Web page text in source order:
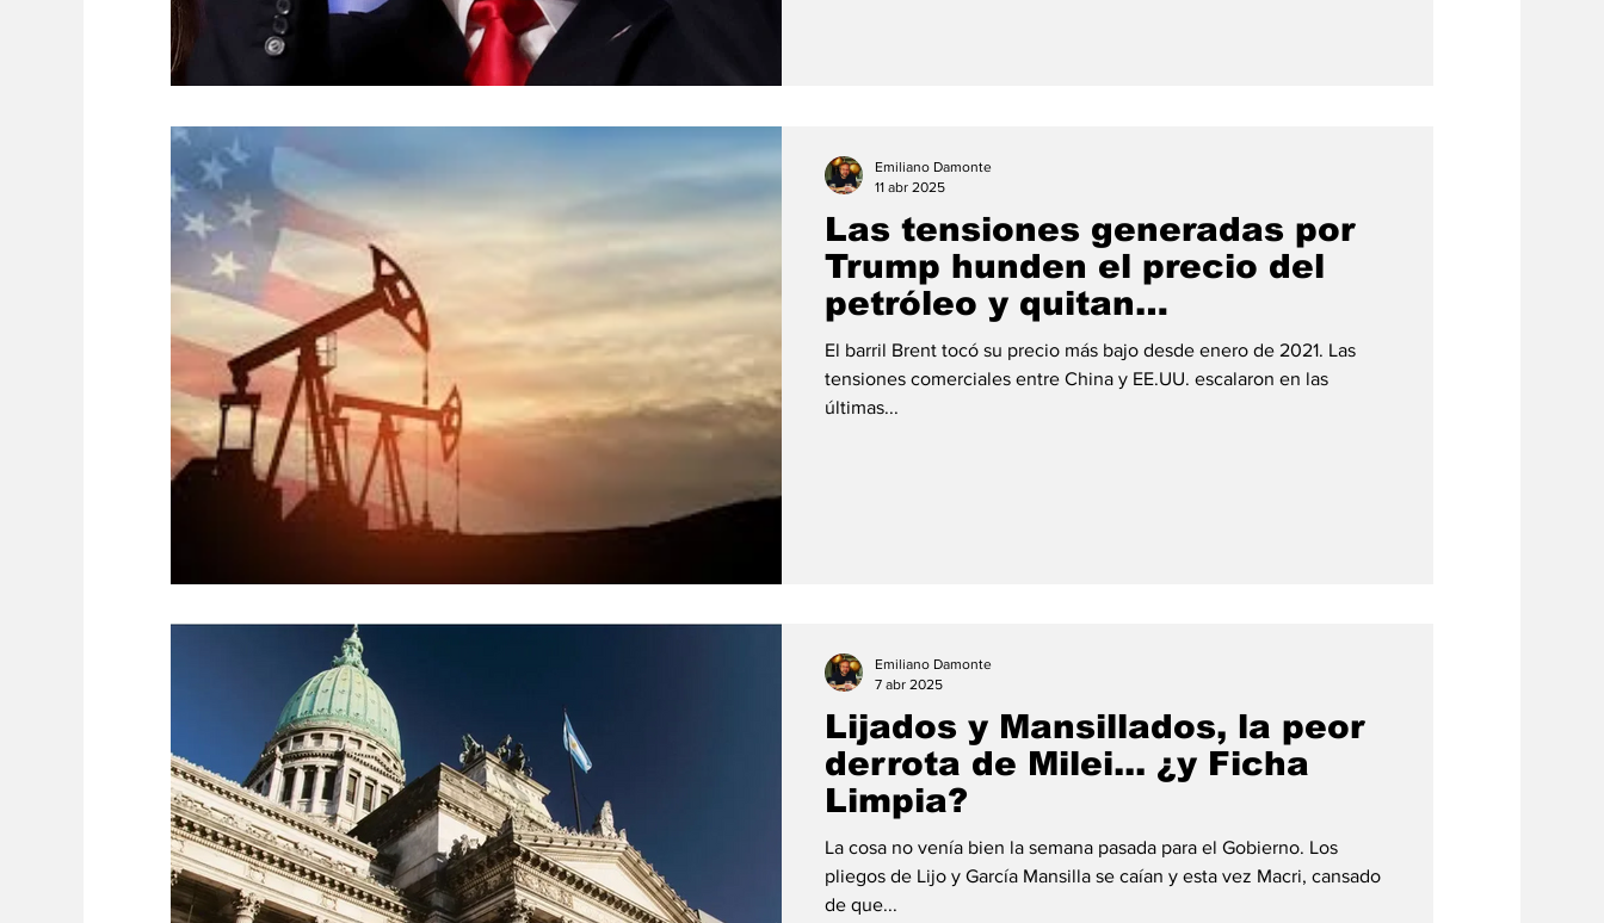
Las tensiones generadas por
Trump hunden el precio del
petróleo y quitan
competitividad a Estados
Unidos
El barril Brent tocó su precio más bajo desde enero de 2021. Las
tensiones comerciales entre China y EE.UU. escalaron en las
últimas...
Emiliano Damonte
11 abr 2025
Lijados y Mansillados, la peor
derrota de Milei... ¿y Ficha
Limpia?
La cosa no venía bien la semana pasada para el Gobierno. Los
pliegos de Lijo y García Mansilla se caían y esta vez Macri, cansado
de que...
Emiliano Damonte
7 abr 2025